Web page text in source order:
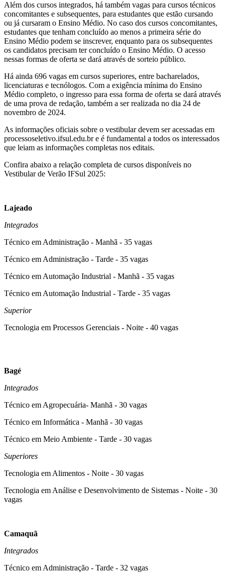
Além dos cursos integrados, há também vagas para cursos técnicos
concomitantes e subsequentes, para estudantes que estão cursando
ou já cursaram o Ensino Médio. No caso dos cursos concomitantes,
estudantes que tenham concluído ao menos a primeira série do
Ensino Médio podem se inscrever, enquanto para os subsequentes
os candidatos precisam ter concluído o Ensino Médio. O acesso
nessas formas de oferta se dará através de sorteio público.
Há ainda 696 vagas em cursos superiores, entre bacharelados,
licenciaturas e tecnólogos. Com a exigência mínima do Ensino
Médio completo, o ingresso para essa forma de oferta se dará através
de uma prova de redação, também a ser realizada no dia 24 de
novembro de 2024.
As informações oficiais sobre o vestibular devem ser acessadas em
processoseletivo.ifsul.edu.br e é fundamental a todos os interessados
que leiam as informações completas nos editais.
Confira abaixo a relação completa de cursos disponíveis no
Vestibular de Verão IFSul 2025:
Lajeado
Integrados
Técnico em Administração - Manhã - 35 vagas
Técnico em Administração - Tarde - 35 vagas
Técnico em Automação Industrial - Manhã - 35 vagas
Técnico em Automação Industrial - Tarde - 35 vagas
Superior
Tecnologia em Processos Gerenciais - Noite - 40 vagas
Bagé
Integrados
Técnico em Agropecuária- Manhã - 30 vagas
Técnico em Informática - Manhã - 30 vagas
Técnico em Meio Ambiente - Tarde - 30 vagas
Superiores
Tecnologia em Alimentos - Noite - 30 vagas
Tecnologia em Análise e Desenvolvimento de Sistemas - Noite - 30
vagas
Camaquã
Integrados
Técnico em Administração - Tarde - 32 vagas